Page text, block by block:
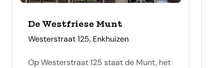
De Westfriese Munt
adres
Westerstraat 125, Enkhuizen
Op Westerstraat 125 staat de Munt, het